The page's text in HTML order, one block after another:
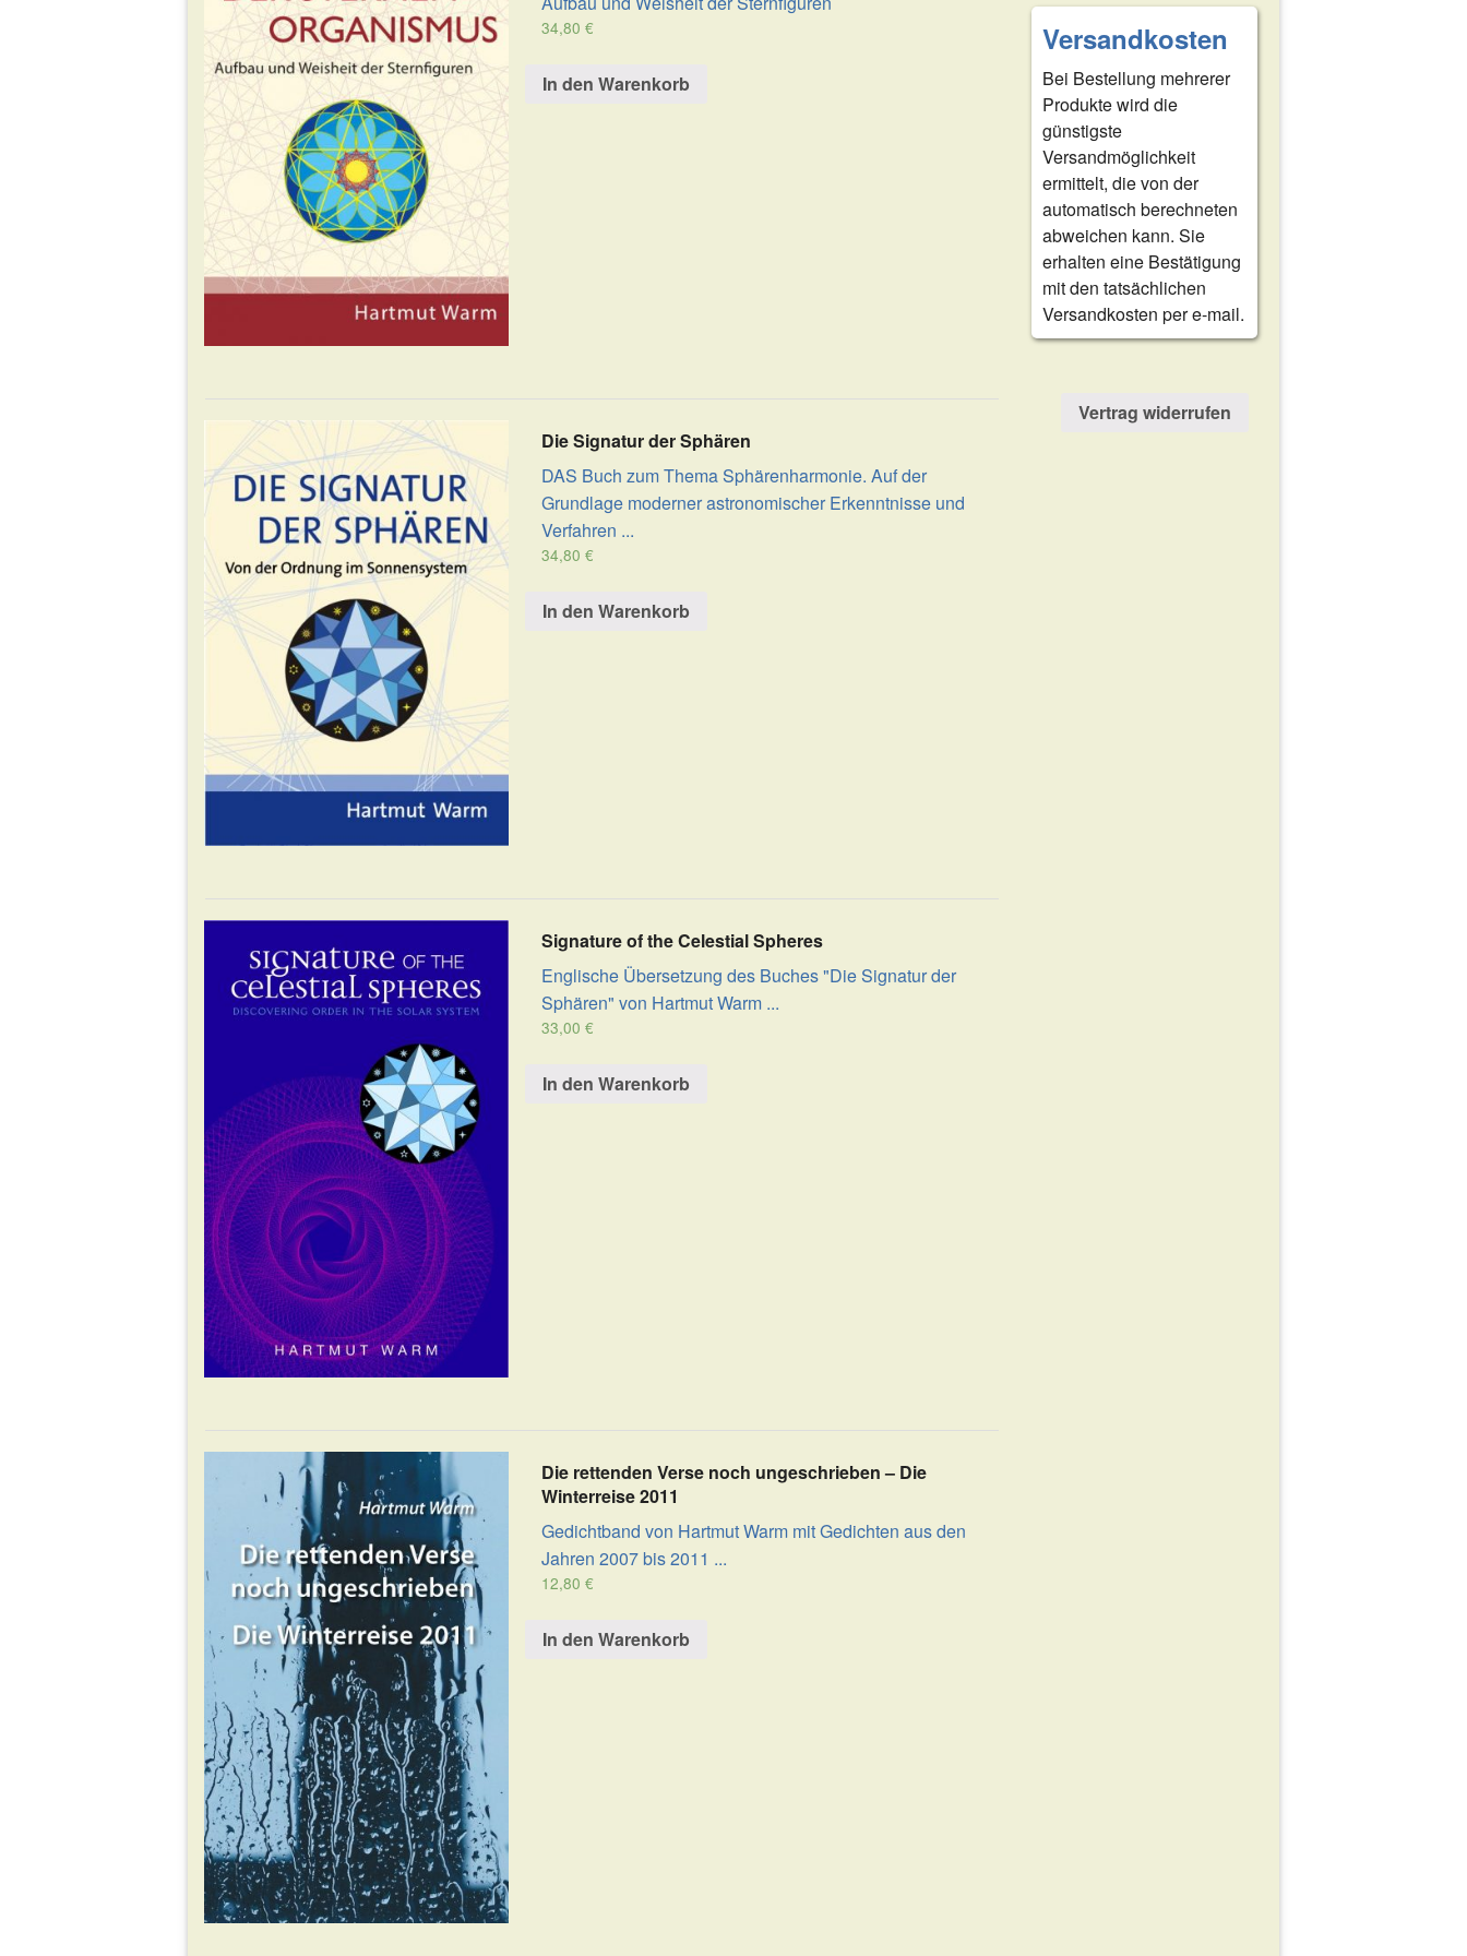
JOHANNES KEPLER
BERECHNUNGEN
URBILDER IM KOSMOS, URFORMEN DES LEBENS
DAS PROGRAMM
HARMONIKALES
VIDEO & AUDIO
KORREKTUREN
BEWEISE
34,80€
In den Warenkorb
Die Signatur der Sphären
DAS Buch zum Thema Sphärenharmonie. Auf der
Grundlage moderner astronomischer Erkenntnisse und
Verfahren ...
34,80€
In den Warenkorb
Signature of the Celestial Spheres
Englische Übersetzung des Buches "Die Signatur der
Sphären" von Hartmut Warm ...
33,00€
In den Warenkorb
Die rettenden Verse noch ungeschrieben – Die
Winterreise 2011
Gedichtband von Hartmut Warm mit Gedichten aus den
Jahren 2007 bis 2011 ...
12,80€
In den Warenkorb
Versandkosten
Bei Bestellung mehrerer
Produkte wird die
günstigste
Versandmöglichkeit
ermittelt, die von der
automatisch berechneten
abweichen kann. Sie
erhalten eine Bestätigung
mit den tatsächlichen
Versandkosten per e-mail.
Vertrag widerrufen